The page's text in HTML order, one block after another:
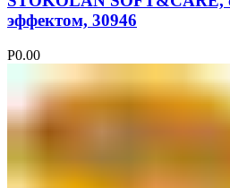
эффектом, 30946
Р0.00